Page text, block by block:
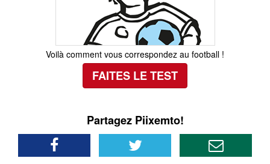
Voilà comment vous correspondez au football !
FAITES LE TEST
Partagez Piixemto!